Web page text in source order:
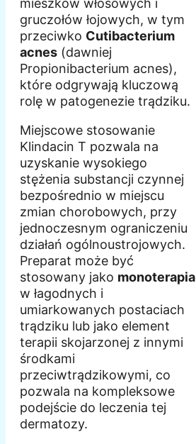
gruczołów łojowych, w tym
przeciwko Cutibacterium
acnes (dawniej
Propionibacterium acnes),
które odgrywają kluczową
rolę w patogenezie trądziku.
Miejscowe stosowanie
Klindacin T pozwala na
uzyskanie wysokiego
stężenia substancji czynnej
bezpośrednio w miejscu
zmian chorobowych, przy
jednoczesnym ograniczeniu
działań ogólnoustrojowych.
Preparat może być
stosowany jako monoterapia
w łagodnych i
umiarkowanych postaciach
trądziku lub jako element
terapii skojarzonej z innymi
środkami
przeciwtrądzikowymi, co
pozwala na kompleksowe
podejście do leczenia tej
dermatozy.